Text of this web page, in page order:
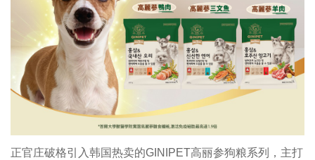
正官庄破格引入韩国热卖的GINIPET高丽参狗粮系列，主打